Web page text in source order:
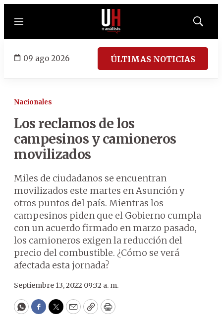
Menú
Mostrar
09 ago 2026 ÚLTIMAS NOTICIAS
Nacionales
Los reclamos de los
campesinos y camioneros
movilizados
Miles de ciudadanos se encuentran
movilizados este martes en Asunción y
otros puntos del país. Mientras los
campesinos piden que el Gobierno cumpla
con un acuerdo firmado en marzo pasado,
los camioneros exigen la reducción del
precio del combustible. ¿Cómo se verá
afectada esta jornada?
Septiembre 13, 2022 09:32 a. m.
WhatsApp
Facebook
Twitter
EmailCopyPrint